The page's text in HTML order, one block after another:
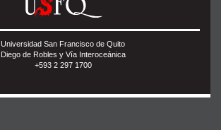
Universidad San Francisco de Quito
Diego de Robles y Vía Interoceánica
+593 2 297 1700